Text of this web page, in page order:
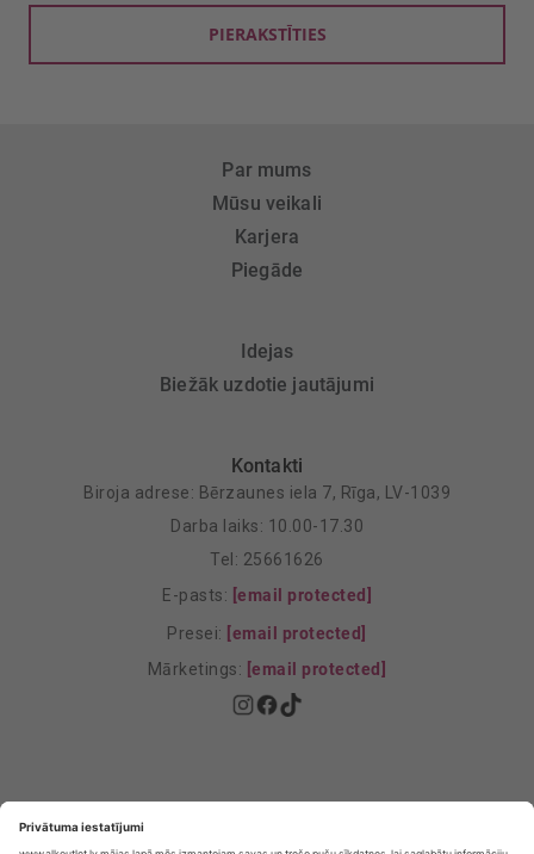
PIERAKSTĪTIES
Par mums
Mūsu veikali
Karjera
Piegāde
Idejas
Biežāk uzdotie jautājumi
Kontakti
Biroja adrese: Bērzaunes iela 7, Rīga, LV-1039
Darba laiks: 10.00-17.30
Tel: 25661626
E-pasts: [email protected]
Presei: [email protected]
Mārketings: [email protected]
Privātuma Iestatījumi